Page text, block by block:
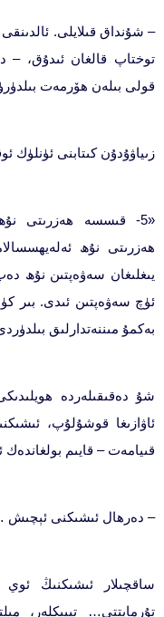
توختاپ قالغان ئىدۇق، –
قولى بىلەن ھۆرمەت
زىياۋۇدۇن كىتابنى ئۈنلۈك
«5- قىسسە ھەزرىتى
ھەزرىتى نۇھ
يىغلىغان سەۋەپتىن نۇھ
ئۈچ سەۋەپتىن ئىدى. بىر
بەكمۇ مىننەتدارلىق
شۇ دەقىقىلەردە
ئاۋازىغا قوشۇلۇپ،
قىيامەت – قايىم بولغاندەك
– دەرھال ئىشىكنى
ساقچىلار ئىشىكنىڭ ئوي
تۇرمايتتى… تېپىكلەر،